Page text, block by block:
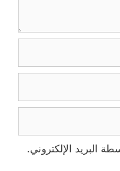
البريد الإلكتروني.